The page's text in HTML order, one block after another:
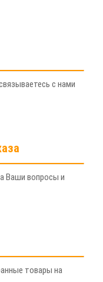
с нами
Ваши вопросы и
товары на